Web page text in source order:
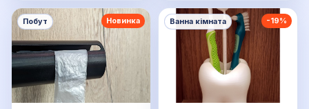
корисно для маленьких
робочих місць.
версію з товстішими
стінками для важчих
покупок.
Новинка
Побут -19%
Ванна кімната